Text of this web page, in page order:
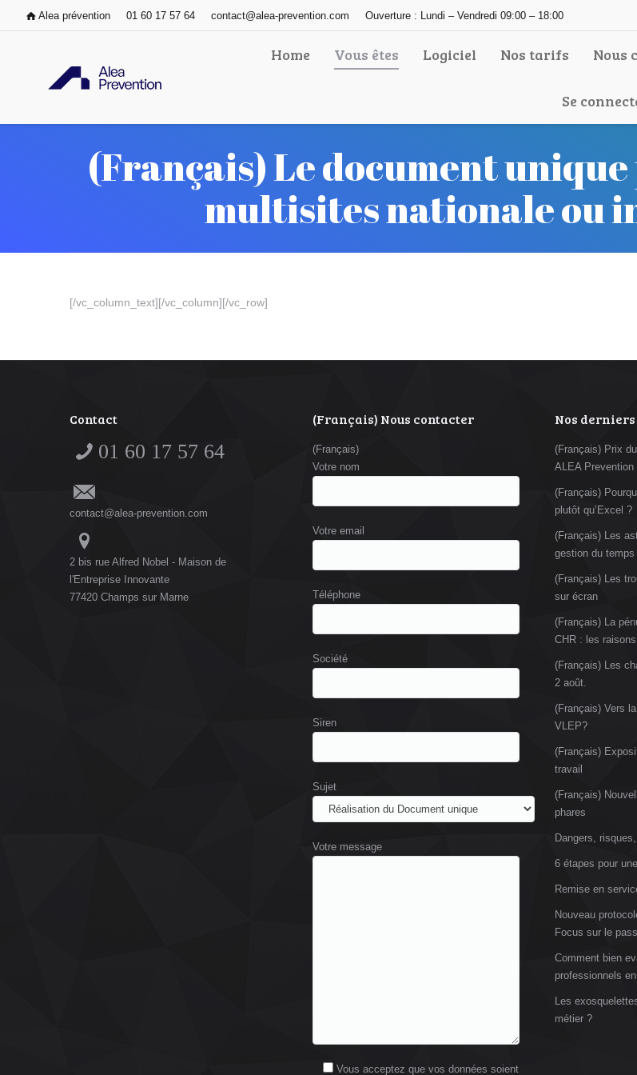
Alea prévention 01 60 17 57 64 contact@alea-prevention.com Ouverture : Lundi – Vendredi 09:00 – 18:00
Home Vous êtes Logiciel Nos tarifs Nous
Se
(Français) Le document
multisites nationale ou
[/vc_column_text][/vc_column][/vc_row]
Contact
01 60 17 57 64
contact@alea-prevention.com
2 bis rue Alfred Nobel - Maison de
l'Entreprise Innovante
77420 Champs sur Marne
(Français) Nous contacter
(Français)
Votre nom
Votre email
Téléphone
Société
Siren
Sujet
Votre message
Vous acceptez que vos données soient
Nos
(Français) Prix
ALEA Prevention
(Français)
plutôt qu’Excel ?
(Français) Les
gestion du
(Français) Les
sur écran
(Français) La
CHR : les
(Français) Les
2 août.
(Français) Vers
VLEP?
(Français)
travail
(Français)
phares
Dangers,
6 étapes pour
Remise en
Nouveau
Focus sur le
Comment bien
professionnels
Les
métier ?